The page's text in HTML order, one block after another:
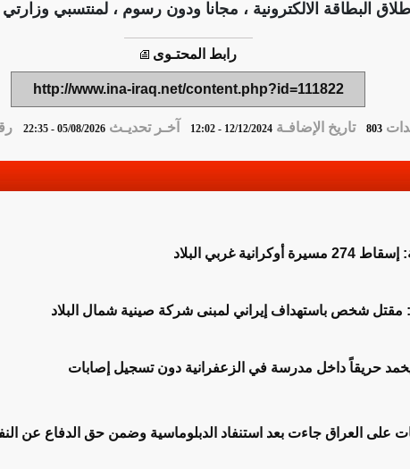
البطاقة الالكترونية ، مجانا ودون رسوم ، لمنتسبي وزارتي
رابط المحتـوى
http://www.ina-iraq.net/content.php?id=111822
803 تاريخ الإضافـة12/12/2024 - 12:02 آخـر تحديـث05/08/2026 - 22:35
غربي البلاد
مقتل شخص باستهداف إيراني لمبنى شركة صينية شمال البلاد
يخمد حريقاً داخل مدرسة في الزعفرانية دون تسجيل إصابات
على العراق جاءت بعد استنفاد الدبلوماسية وضمن حق الدفاع عن